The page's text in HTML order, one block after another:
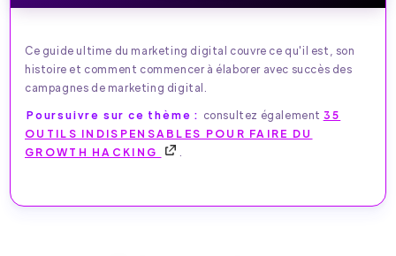
Ce guide ultime du marketing digital couvre ce qu'il est, son
histoire et comment commencer à élaborer avec succès des
campagnes de marketing digital.
Poursuivre sur ce thème : consultez également 35
OUTILS INDISPENSABLES POUR FAIRE DU
GROWTH HACKING